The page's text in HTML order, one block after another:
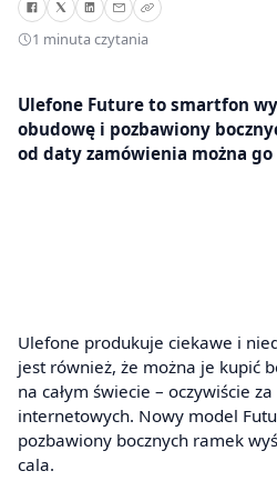
1 minuta czytania
Ulefone Future to smartfon
obudowę i pozbawiony
od daty zamówienia można
Ulefone produkuje ciekawe i
jest również, że można je kupić
na całym świecie – oczywiście
internetowych. Nowy model
pozbawiony bocznych ramek
cala.